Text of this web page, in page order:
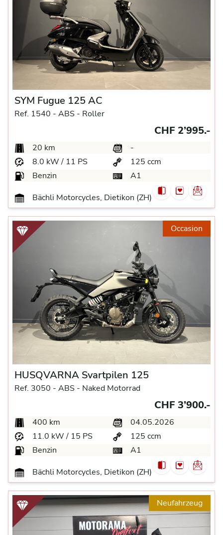
SYM Fugue 125 AC
Ref. 1540 - ABS - Roller
CHF 2’995.-
20 km
-
8.0 kW / 11 PS
125 ccm
Benzin
A1
Bächli Motorcycles, Dietikon (ZH)
Occasion
HUSQVARNA Svartpilen 125
Ref. 3050 - ABS - Naked Motorrad
CHF 3’900.-
400 km
04.05.2026
11.0 kW / 15 PS
125 ccm
Benzin
A1
Bächli Motorcycles, Dietikon (ZH)
Neufahrzeug